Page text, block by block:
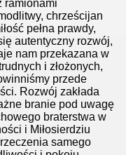
ramionami
chrześcijan
pełna prawdy,
autentyczny rozwój,
nam przekazana w
i złożonych,
przede
Rozwój zakłada
branie pod uwagę
braterstwa w
i Miłosierdziu
samego